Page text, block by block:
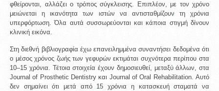
φθείρονται, αλλάζει ο τρόπος σύγκλεισης. Επιπλέον, με τον χρόνο
μειώνεται η ικανότητα των ιστών να αντισταθμίζουν τη χρόνια
υπερφόρτωση. Όλα αυτά συσσωρεύονται και κάποια στιγμή δίνουν
κλινική εικόνα.
Στη διεθνή βιβλιογραφία έχω επανειλημμένα συναντήσει δεδομένα ότι
ο μέσος χρόνος ζωής των γεφυρών εκτιμάται συχνότερα περίπου στα
10–15 χρόνια. Τέτοια στοιχεία έχουν δημοσιευθεί, μεταξύ άλλων, στα
Journal of Prosthetic Dentistry και Journal of Oral Rehabilitation. Αυτό
δεν σημαίνει ότι μετά από 15 χρόνια η κατασκευή σταματά να